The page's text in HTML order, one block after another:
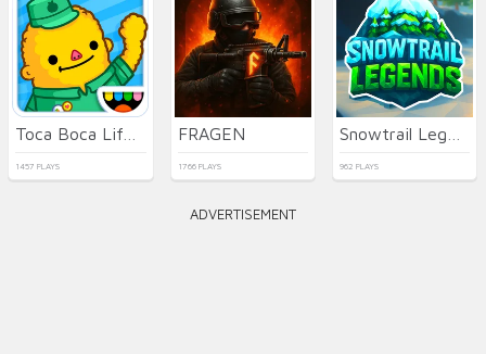
1457 PLAYS
FRAGEN
1766 PLAYS 962 PLAYS
ADVERTISEMENT